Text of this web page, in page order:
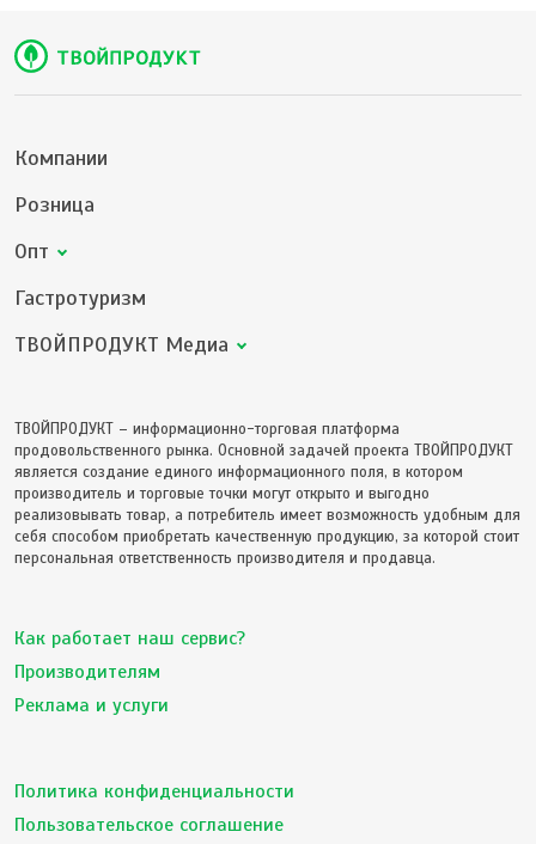
Компании
Розница
Опт
Гастротуризм
ТВОЙПРОДУКТ Медиа
ТВОЙПРОДУКТ – информационно-торговая платформа
продовольственного рынка. Основной задачей проекта ТВОЙПРОДУКТ
является создание единого информационного поля, в котором
производитель и торговые точки могут открыто и выгодно
реализовывать товар, а потребитель имеет возможность удобным для
себя способом приобретать качественную продукцию, за которой стоит
персональная ответственность производителя и продавца.
Как работает наш сервис?
Производителям
Реклама и услуги
Политика конфиденциальности
Пользовательское соглашение